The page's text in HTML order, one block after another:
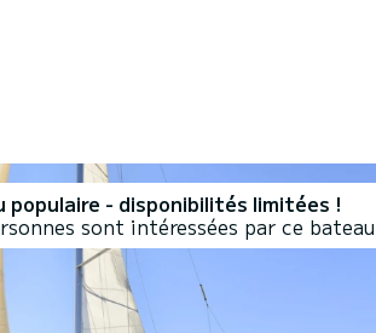
populaire - disponibilités limitées !
sont intéressées par ce bateau